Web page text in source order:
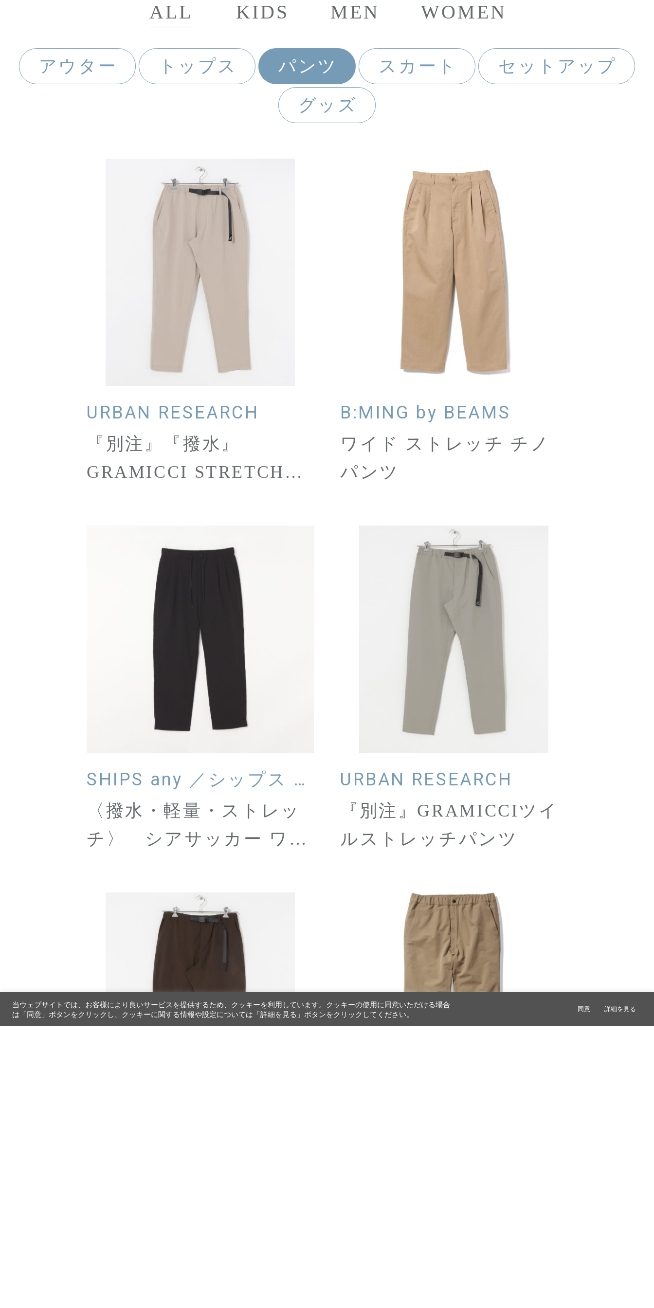
ALL KIDS MEN WOMEN
アウター トップス パンツ スカート
セットアップ
グッズ
URBAN RESEARCH
『別注』『撥水』
GRAMICCI STRETCH
B:MING by BEAMS
ワイド ストレッチ チノ
パンツ
SHIPS any ／シップス エニィ
〈撥水・軽量・ストレッ
チ〉 シアサッカー ワイ
ンツ (セットアップ対応)
URBAN RESEARCH
『別注』GRAMICCIツイ
ルストレッチパンツ
当ウェブサイトでは、お客様により良いサービスを提供するため、クッキーを利用しています。クッキーの使用に同意いただける場合
は「同意」ボタンをクリックし、クッキーに関する情報や設定については「詳細を見る」ボタンをクリックしてください。
同意 詳細を見る